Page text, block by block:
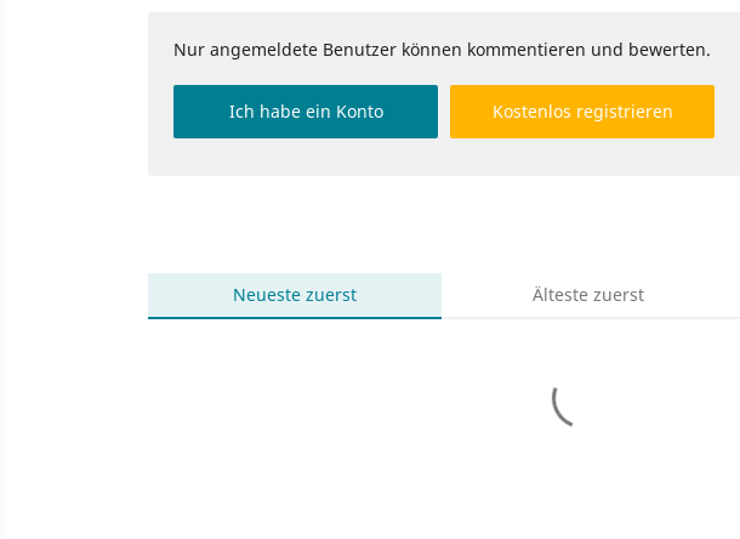
Nur angemeldete Benutzer können kommentieren und bewerten.
Ich habe ein Konto Kostenlos registrieren
Neueste zuerst Älteste zuerst